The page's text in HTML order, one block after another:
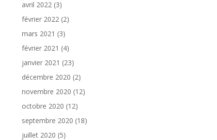
avril 2022 (3)
février 2022 (2)
mars 2021 (3)
février 2021 (4)
janvier 2021 (23)
décembre 2020 (2)
novembre 2020 (12)
octobre 2020 (12)
septembre 2020 (18)
juillet 2020 (5)